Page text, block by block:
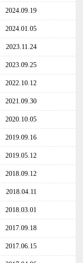
-2024级新生入学教育专
2024.09.19
——学习伟人风范 传承
2024.01.05
—中华优秀传统文化的时
2023.11.24
堂第14期暨2023级新生
2023.09.25
北财经大学举办红色文
2022.10.12
斗的关向应
2021.09.30
鲜血染红党旗
2020.10.05
长征再出发
2019.09.16
心——走近习仲勋
2019.05.12
2018.09.12
2018.04.11
扬周恩来精神
2018.03.01
征程
2017.09.18
忘的党课》
2017.06.15